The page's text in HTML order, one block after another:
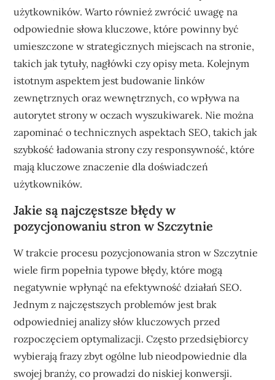
użytkowników. Warto również zwrócić uwagę na
odpowiednie słowa kluczowe, które powinny być
umieszczone w strategicznych miejscach na stronie,
takich jak tytuły, nagłówki czy opisy meta. Kolejnym
istotnym aspektem jest budowanie linków
zewnętrznych oraz wewnętrznych, co wpływa na
autorytet strony w oczach wyszukiwarek. Nie można
zapominać o technicznych aspektach SEO, takich jak
szybkość ładowania strony czy responsywność, które
mają kluczowe znaczenie dla doświadczeń
użytkowników.
Jakie są najczęstsze błędy w
pozycjonowaniu stron w Szczytnie
W trakcie procesu pozycjonowania stron w Szczytnie
wiele firm popełnia typowe błędy, które mogą
negatywnie wpłynąć na efektywność działań SEO.
Jednym z najczęstszych problemów jest brak
odpowiedniej analizy słów kluczowych przed
rozpoczęciem optymalizacji. Często przedsiębiorcy
wybierają frazy zbyt ogólne lub nieodpowiednie dla
swojej branży, co prowadzi do niskiej konwersji.